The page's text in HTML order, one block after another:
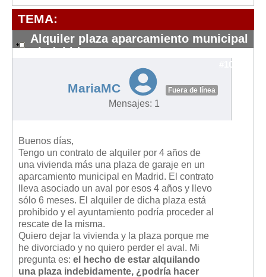
Requerimientos y comunicaciones
Formularios sobre Propiedad Horizontal
Modelos de Acta de Junta de Propietarios
Requerimientos y comunicaciones
Legislación sobre la Comunidad de Propietarios
Legislación sobre Adquisición de Vivienda en Propiedad
Legislación de interés práctico
Diccionario
Usuario
Entrar / Salir
Mis boletines
TEMA:
Alquiler plaza aparcamiento municipal
- indebido
#10569
MariaMC Fuera de línea
Mensajes: 1
Buenos días,
Tengo un contrato de alquiler por 4 años de
una vivienda más una plaza de garaje en un
aparcamiento municipal en Madrid. El contrato
lleva asociado un aval por esos 4 años y llevo
sólo 6 meses. El alquiler de dicha plaza está
prohibido y el ayuntamiento podría proceder al
rescate de la misma.
Quiero dejar la vivienda y la plaza porque me
he divorciado y no quiero perder el aval. Mi
pregunta es: el hecho de estar alquilando
una plaza indebidamente, ¿podría hacer